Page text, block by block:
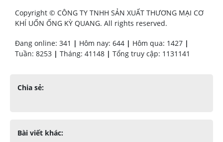
Copyright © CÔNG TY TNHH SẢN XUẤT THƯƠNG MẠI CƠ
KHÍ UỐN ỐNG KỲ QUANG. All rights reserved.
Đang online: 341 | Hôm nay: 644 | Hôm qua: 1427 |
Tuần: 8253 | Tháng: 41148 | Tổng truy cập: 1131141
Chia sẻ:
Bài viết khác: